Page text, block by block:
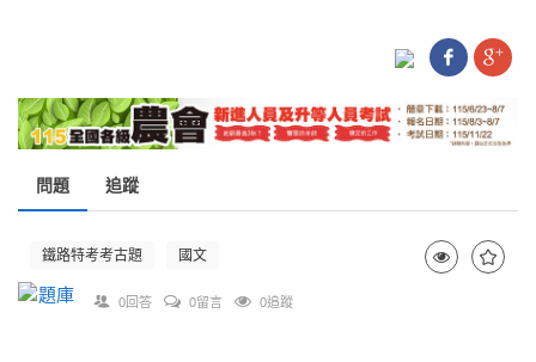
問題 追蹤
鐵路特考考古題 國文
0回答 0留言 0追蹤